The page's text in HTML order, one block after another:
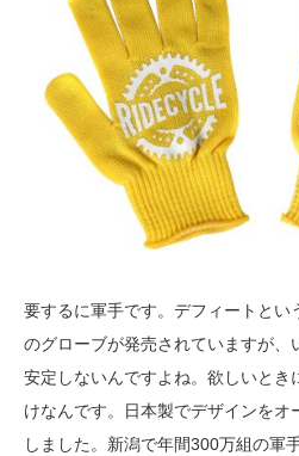
要するに軍手です。デフィートとい
のグローブが発売されていますが、
安定しないんですよね。欲しいとき
けなんです。日本製でデザインをオ
しました。新潟で年間300万組の軍